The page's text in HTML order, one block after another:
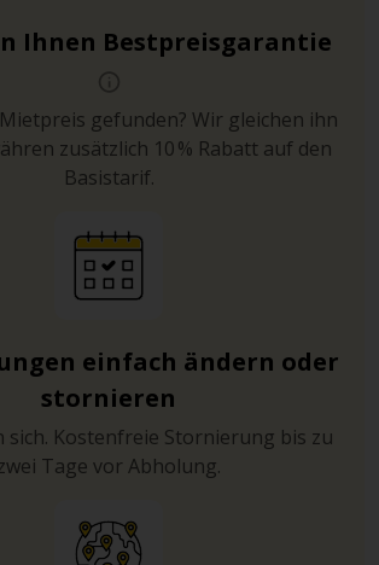
Ihnen Bestpreisgarantie
gefunden? Wir gleichen ihn
zusätzlich 10 % Rabatt auf den
Basistarif.
einfach ändern oder
stornieren
sich. Kostenfreie Stornierung bis zu
Tage vor Abholung.